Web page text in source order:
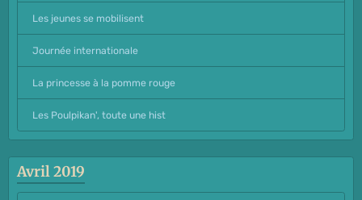
Les jeunes se mobilisent
Journée internationale
La princesse à la pomme rouge
Les Poulpikan', toute une hist
Avril 2019